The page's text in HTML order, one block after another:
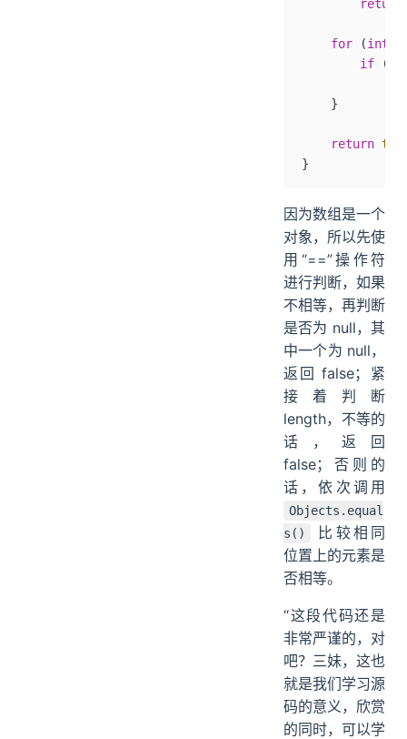
        return
    for
(int
        if
(
    }
    return
}
因为数组是一个
对象，所以先使
用“==”操作符
进行判断，如果
不相等，再判断
是否为 null，其
中一个为 null，
返回 false；紧
接着判断
length，不等的
话，返回
false；否则的
话，依次调用
Objects.equal
s()
比较相同
位置上的元素是
否相等。
“这段代码还是
非常严谨的，对
吧？三妹，这也
就是我们学习源
码的意义，欣赏
的同时，可以学